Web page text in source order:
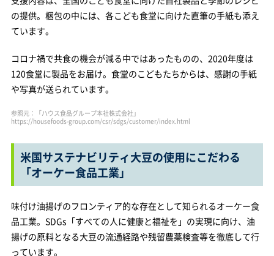
の提供。梱包の中には、各こども食堂に向けた直筆の手紙も添え
ています。
コロナ禍で共食の機会が減る中ではあったものの、2020年度は
120食堂に製品をお届け。食堂のこどもたちからは、感謝の手紙
や写真が送られています。
参照元：「ハウス食品グループ本社株式会社」
https://housefoods-group.com/csr/sdgs/customer/index.html
米国サステナビリティ大豆の使用にこだわる
「オーケー食品工業」
味付け油揚げのフロンティア的な存在として知られるオーケー食
品工業。SDGs「すべての人に健康と福祉を」の実現に向け、油
揚げの原料となる大豆の流通経路や残留農薬検査等を徹底して行
っています。